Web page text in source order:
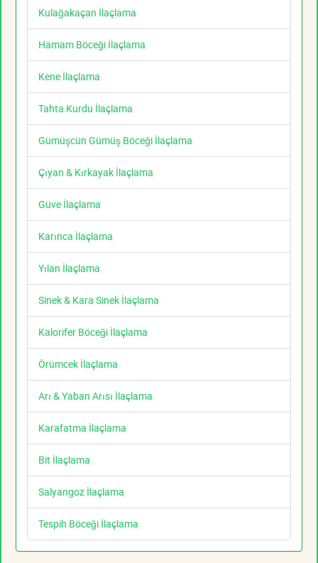
Kulağakaçan İlaçlama
Hamam Böceği İlaçlama
Kene İlaçlama
Tahta Kurdu İlaçlama
Gümüşcün Gümüş Böceği İlaçlama
Çıyan & Kırkayak İlaçlama
Güve İlaçlama
Karınca İlaçlama
Yılan İlaçlama
Sinek & Kara Sinek İlaçlama
Kalorifer Böceği İlaçlama
Örümcek İlaçlama
Arı & Yaban Arısı İlaçlama
Karafatma İlaçlama
Bit İlaçlama
Salyangoz İlaçlama
Tespih Böceği İlaçlama